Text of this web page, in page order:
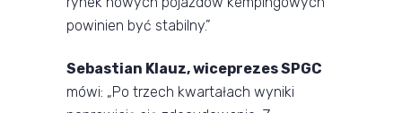
powinien być stabilny.”
Sebastian Klauz, wiceprezes SPGC
mówi: „Po trzech kwartałach wyniki